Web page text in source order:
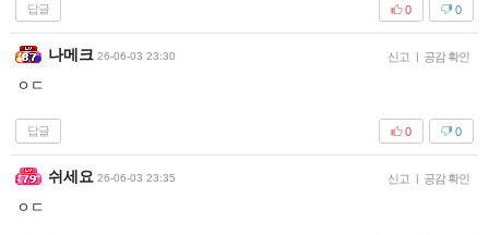
답글 0
0
나메크 26-06-03 23:30 신고 | 공감 확인
ㅇㄷ
답글 0
0
쉬세요 26-06-03 23:35 신고 | 공감 확인
ㅇㄷ